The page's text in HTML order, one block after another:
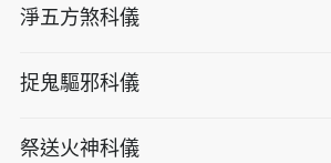
淨五方煞科儀
捉鬼驅邪科儀
祭送火神科儀